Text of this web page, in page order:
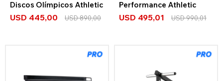
Discos Olímpicos Athletic
USD 445,00 USD890,00
Performance Athletic
USD 495,01 USD990,01